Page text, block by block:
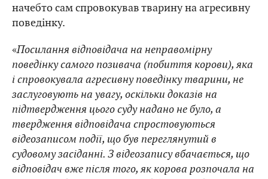
начебто сам спровокував тварину на агресивну
поведінку.
«Посилання відповідача на неправомірну
поведінку самого позивача (побиття корови), яка
і спровокувала агресивну поведінку тварини, не
заслуговують на увагу, оскільки доказів на
підтвердження цього суду надано не було, а
твердження відповідача спростовуються
відеозаписом події, що був переглянутий в
судовому засіданні. З відеозапису вбачається, що
відповідач вже після того, як корова розпочала на